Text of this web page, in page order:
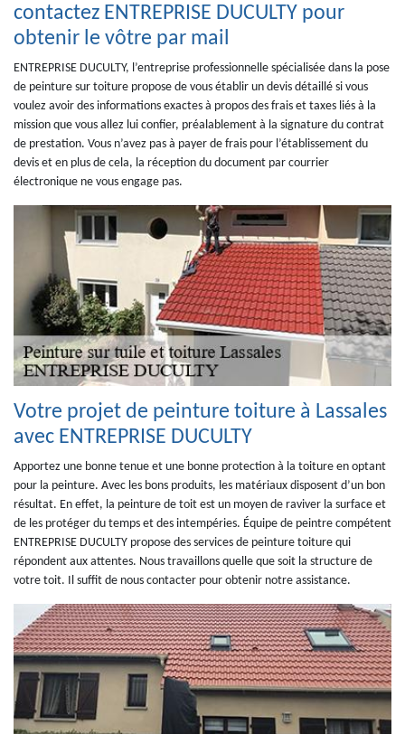
contactez ENTREPRISE DUCULTY pour
obtenir le vôtre par mail
ENTREPRISE DUCULTY, l’entreprise professionnelle spécialisée dans la pose
de peinture sur toiture propose de vous établir un devis détaillé si vous
voulez avoir des informations exactes à propos des frais et taxes liés à la
mission que vous allez lui confier, préalablement à la signature du contrat
de prestation. Vous n’avez pas à payer de frais pour l’établissement du
devis et en plus de cela, la réception du document par courrier
électronique ne vous engage pas.
Votre projet de peinture toiture à Lassales
avec ENTREPRISE DUCULTY
Apportez une bonne tenue et une bonne protection à la toiture en optant
pour la peinture. Avec les bons produits, les matériaux disposent d’un bon
résultat. En effet, la peinture de toit est un moyen de raviver la surface et
de les protéger du temps et des intempéries. Équipe de peintre compétent
ENTREPRISE DUCULTY propose des services de peinture toiture qui
répondent aux attentes. Nous travaillons quelle que soit la structure de
votre toit. Il suffit de nous contacter pour obtenir notre assistance.